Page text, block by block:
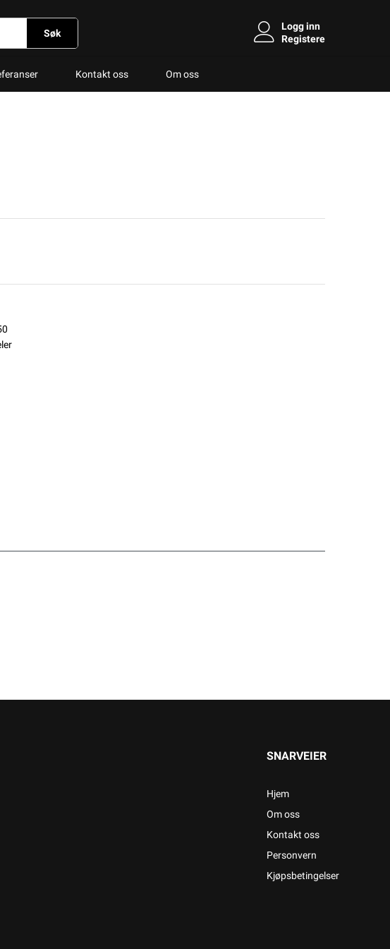
Søk
Logg inn
Registere
Kontakt oss Om oss
SNARVEIER
Hjem
Om oss
Kontakt oss
Personvern
Kjøpsbetingelser